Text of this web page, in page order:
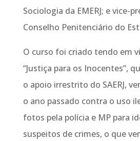
Sociologia da EMERJ; e vice-
Conselho Penitenciário do
O curso foi criado tendo em
“Justiça para os Inocentes”,
o apoio irrestrito do SAERJ,
o ano passado contra o uso
fotos pela polícia e MP para
suspeitos de crimes, o que